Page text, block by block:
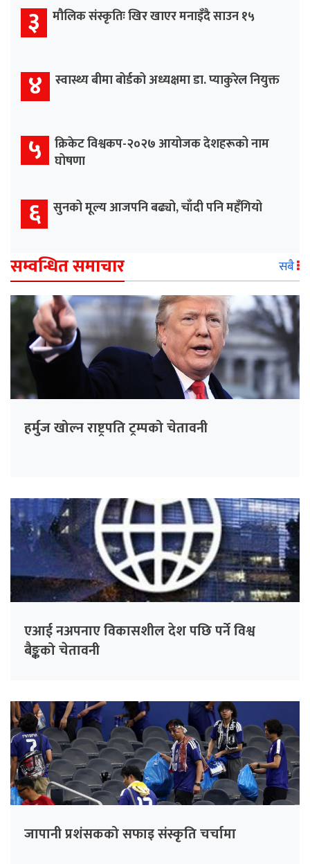
३ मौलिक संस्कृतिः खिर खाएर मनाइँदै साउन १५
४ स्वास्थ्य बीमा बोर्डको अध्यक्षमा डा. प्याकुरेल नियुक्त
५
क्रिकेट विश्वकप-२०२७ आयोजक देशहरूको नाम
घोषणा
६ सुनको मूल्य आजपनि बढ्यो, चाँदी पनि महँगियो
सम्वन्धित समाचार सबै
हर्मुज खोल्न राष्ट्रपति ट्रम्पको चेतावनी
एआई नअपनाए विकासशील देश पछि पर्ने विश्व
बैङ्कको चेतावनी
जापानी प्रशंसकको सफाइ संस्कृति चर्चामा